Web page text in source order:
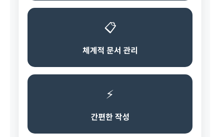
📋
체계적 문서 관리
⚡
간편한 작성